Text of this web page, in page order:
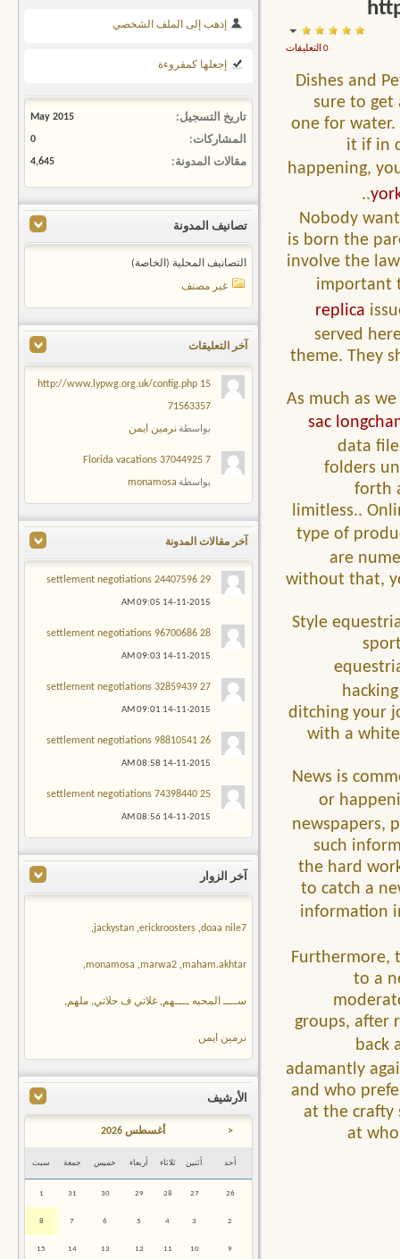
0 التعليقات
Dishes and
sure to get
one for water.
it if in
happening,
Nobody
is born the
involve the
important
replica
served
theme. They
As much as
sac
data
folders
forth
limitless..
type of
are
without that,
Style
ditching your
with a
News is
or
newspapers,
such
the hard
to catch a
information
Furthermore,
to a
groups, after
back
adamantly
and who
at the crafty
at
إذهب إلى الملف الشخصي
إجعلها كمقروءة
تاريخ التسجيل May 2015
المشاركات 0
مقالات المدونة 4,645
تصانيف المدونة
التصانيف المحلية (الخاصة)
غير مصنف
آخر التعليقات
15 http://www.lypwg.org.uk/config.php
71563357
بواسطةنرمين ايمن
7 Florida vacations 37044925
بواسطة monamosa
آخر مقالات المدونة
29 settlement negotiations 24407596
14-11-2015
09:05 AM
28 settlement negotiations 96700686
14-11-2015
09:03 AM
27 settlement negotiations 32859439
14-11-2015
09:01 AM
26 settlement negotiations 98810541
14-11-2015
08:58 AM
25 settlement negotiations 74398440
14-11-2015
08:56 AM
آخر الزوار
doaa nile7
,
erickroosters
,
jackystan
,
maham.akhtar
,
marwa2
,
monamosa
,
ســــ المحبه ــــهم, غلاتي ف حلاتي, ملهم,
نرمين ايمن
الأرشيف
< أغسطس 2026
أحد أثنين ثلاثاء أربعاء خميس جمعة سبت
26
27
28
29
30
31
1
2
3
4
5
6
7
8
9
10
11
12
13
14
15